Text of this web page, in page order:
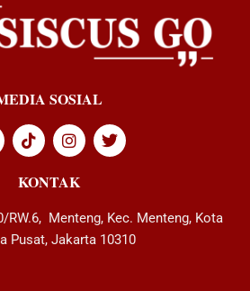
SOSIAL
KONTAK
RW.6, Menteng, Kec. Menteng, Kota
Pusat, Jakarta 10310